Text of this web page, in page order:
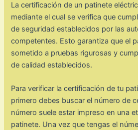
La certificación de un patinete
mediante el cual se verifica que
de seguridad establecidos por las
competentes. Esto garantiza que el
sometido a pruebas rigurosas y
de calidad establecidos.
Para verificar la certificación de tu
primero debes buscar el número de
número suele estar impreso en una
patinete. Una vez que tengas el